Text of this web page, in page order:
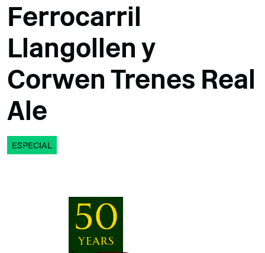
Ferrocarril
Llangollen y
Corwen Trenes Real
Ale
ESPECIAL